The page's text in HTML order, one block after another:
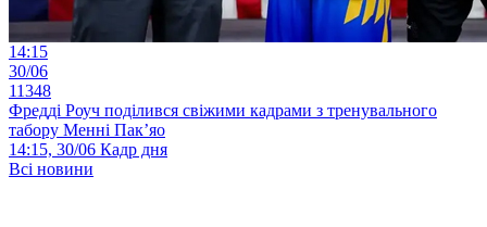
14:15
30/06
11348
Фредді Роуч поділився свіжими кадрами з тренувального
табору Менні Пак’яо
14:15, 30/06 Кадр дня
Всі новини